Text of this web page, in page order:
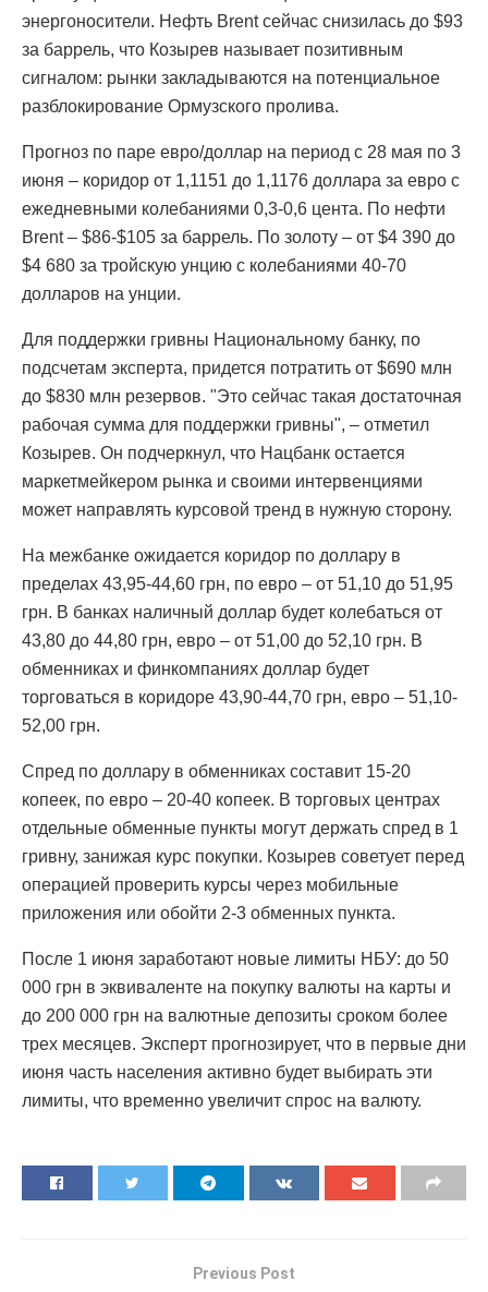
энергоносители. Нефть Brent сейчас снизилась до $93
за баррель, что Козырев называет позитивным
сигналом: рынки закладываются на потенциальное
разблокирование Ормузского пролива.
Прогноз по паре евро/доллар на период с 28 мая по 3
июня – коридор от 1,1151 до 1,1176 доллара за евро с
ежедневными колебаниями 0,3-0,6 цента. По нефти
Brent – $86-$105 за баррель. По золоту – от $4 390 до
$4 680 за тройскую унцию с колебаниями 40-70
долларов на унции.
Для поддержки гривны Национальному банку, по
подсчетам эксперта, придется потратить от $690 млн
до $830 млн резервов. "Это сейчас такая достаточная
рабочая сумма для поддержки гривны", – отметил
Козырев. Он подчеркнул, что Нацбанк остается
маркетмейкером рынка и своими интервенциями
может направлять курсовой тренд в нужную сторону.
На межбанке ожидается коридор по доллару в
пределах 43,95-44,60 грн, по евро – от 51,10 до 51,95
грн. В банках наличный доллар будет колебаться от
43,80 до 44,80 грн, евро – от 51,00 до 52,10 грн. В
обменниках и финкомпаниях доллар будет
торговаться в коридоре 43,90-44,70 грн, евро – 51,10-
52,00 грн.
Спред по доллару в обменниках составит 15-20
копеек, по евро – 20-40 копеек. В торговых центрах
отдельные обменные пункты могут держать спред в 1
гривну, занижая курс покупки. Козырев советует перед
операцией проверить курсы через мобильные
приложения или обойти 2-3 обменных пункта.
После 1 июня заработают новые лимиты НБУ: до 50
000 грн в эквиваленте на покупку валюты на карты и
до 200 000 грн на валютные депозиты сроком более
трех месяцев. Эксперт прогнозирует, что в первые дни
июня часть населения активно будет выбирать эти
лимиты, что временно увеличит спрос на валюту.
Previous Post